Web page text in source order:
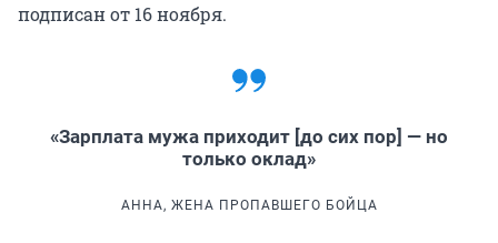
подписан от 16 ноября.
«Зарплата мужа приходит [до сих пор] — но
только оклад»
АННА, ЖЕНА ПРОПАВШЕГО БОЙЦА